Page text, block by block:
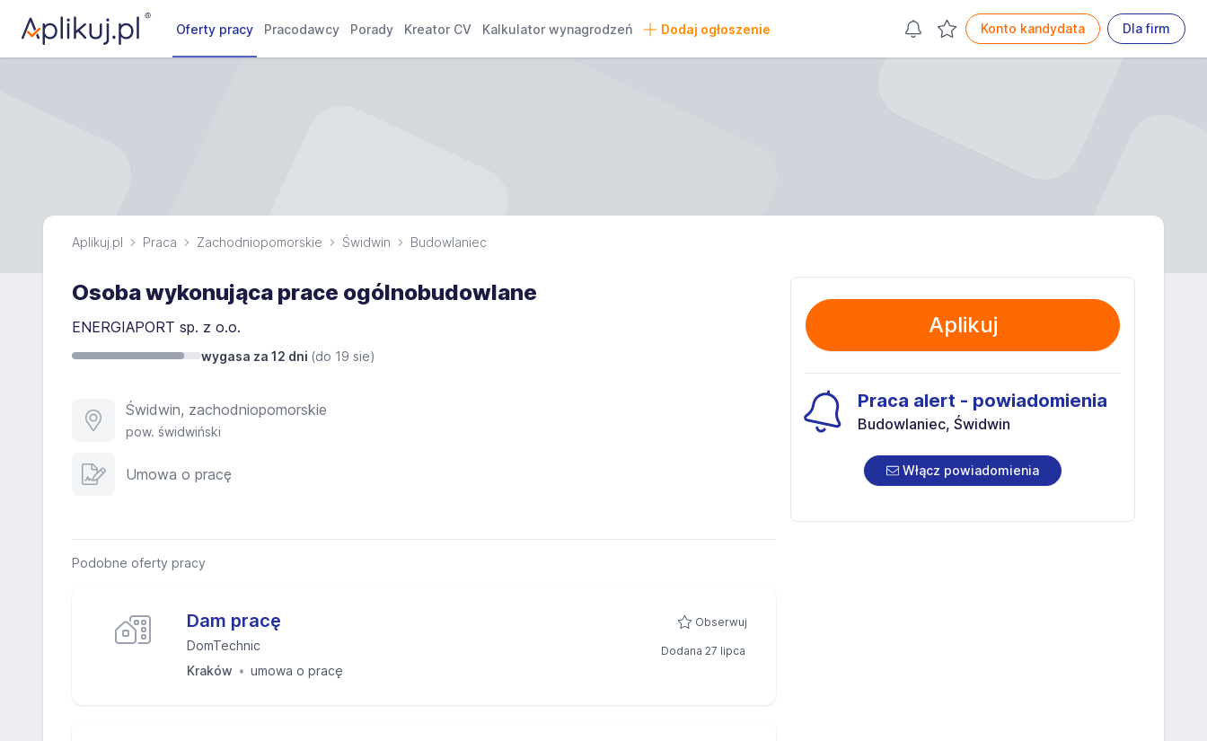
Oferty pracy Pracodawcy Porady Kreator CV Kalkulator wynagrodzeń Dodaj ogłoszenie Konto kandydata Dla firm
Aplikuj.pl Praca Zachodniopomorskie Świdwin Budowlaniec
Osoba wykonująca prace ogólnobudowlane
ENERGIAPORT sp. z o.o.
wygasa za 12 dni (do 19 sie)
Świdwin, zachodniopomorskie
pow. świdwiński
Umowa o pracę
Podobne oferty pracy
Dam pracę
DomTechnic
Kraków
umowa o pracę
Obserwuj
Dodana 27 lipca
Aplikuj
Praca alert - powiadomienia
Budowlaniec, Świdwin
Włącz powiadomienia